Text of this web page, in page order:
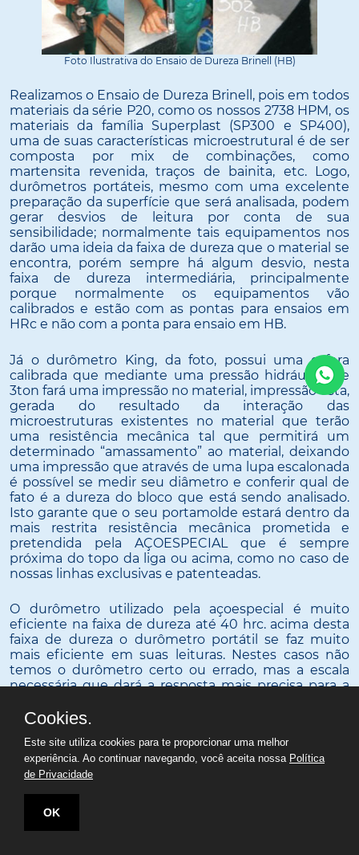
Foto Ilustrativa do Ensaio de Dureza Brinell (HB)
Realizamos o Ensaio de Dureza Brinell, pois em todos
materiais da série P20, como os nossos 2738 HPM, os
materiais da família Superplast (SP300 e SP400),
uma de suas características microestrutural é de ser
composta por mix de combinações, como
martensita revenida, traços de bainita, etc. Logo,
durômetros portáteis, mesmo com uma excelente
preparação da superfície que será analisada, podem
gerar desvios de leitura por conta de sua
sensibilidade; normalmente tais equipamentos nos
darão uma ideia da faixa de dureza que o material se
encontra, porém sempre há algum desvio, nesta
faixa de dureza intermediária, principalmente
porque normalmente os equipamentos vão
calibrados e estão com as pontas para ensaios em
HRc e não com a ponta para ensaio em HB.
Já o durômetro King, da foto, possui uma esfera
calibrada que mediante uma pressão hidráulica de
3ton fará uma impressão no material, impressão esta,
gerada do resultado da interação das
microestruturas existentes no material que terão
uma resistência mecânica tal que permitirá um
determinado “amassamento” ao material, deixando
uma impressão que através de uma lupa escalonada
é possível se medir seu diâmetro e conferir qual de
fato é a dureza do bloco que está sendo analisado.
Isto garante que o seu portamolde estará dentro da
mais restrita resistência mecânica prometida e
pretendida pela AÇOESPECIAL que é sempre
próxima do topo da liga ou acima, como no caso de
nossas linhas exclusivas e patenteadas.
O durômetro utilizado pela açoespecial é muito
eficiente na faixa de dureza até 40 hrc. acima desta
faixa de dureza o durômetro portátil se faz muito
mais eficiente em suas leituras. Nestes casos não
temos o durômetro certo ou errado, mas a escala
necessária que dará a resposta mais precisa para a
Além de portamoldes e porta molde especial, aqui
você também encontra outros produtos que podem
atender a sua necessidade. Veja:
Aço 2738
Aço 420
Cookies.
Este site utiliza cookies para te proporcionar uma melhor
experiência. Ao continuar navegando, você aceita nossa Política
de Privacidade
OK